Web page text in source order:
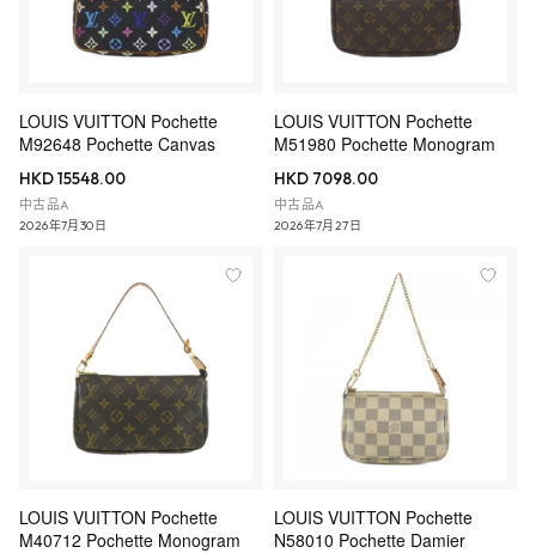
LOUIS VUITTON Pochette
M92648 Pochette Canvas
HKD 15548.00
中古品A
2026年7月30日
LOUIS VUITTON Pochette
M51980 Pochette Monogram
HKD 7098.00
中古品A
2026年7月27日
LOUIS VUITTON Pochette
M40712 Pochette Monogram
LOUIS VUITTON Pochette
N58010 Pochette Damier